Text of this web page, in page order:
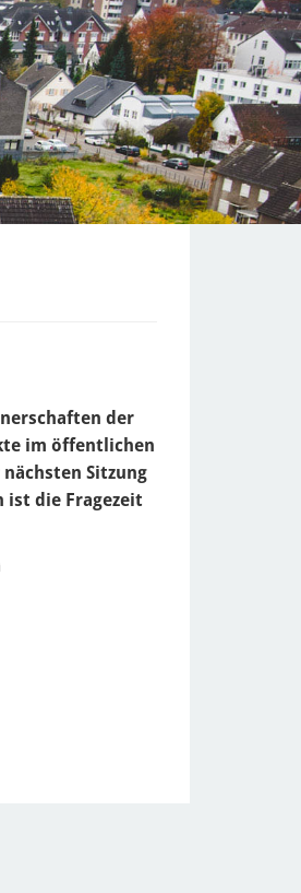
der
im öffentlichen
Sitzung
ist die Fragezeit